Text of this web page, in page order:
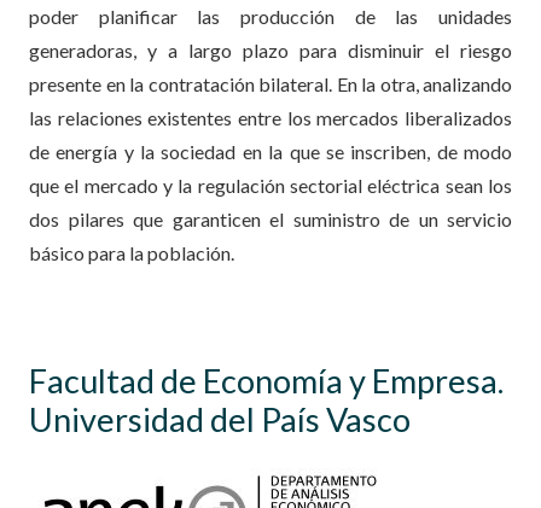
poder planificar las producción de las unidades
generadoras, y a largo plazo para disminuir el riesgo
presente en la contratación bilateral. En la otra, analizando
las relaciones existentes entre los mercados liberalizados
de energía y la sociedad en la que se inscriben, de modo
que el mercado y la regulación sectorial eléctrica sean los
dos pilares que garanticen el suministro de un servicio
básico para la población.
Facultad de Economía y Empresa.
Universidad del País Vasco